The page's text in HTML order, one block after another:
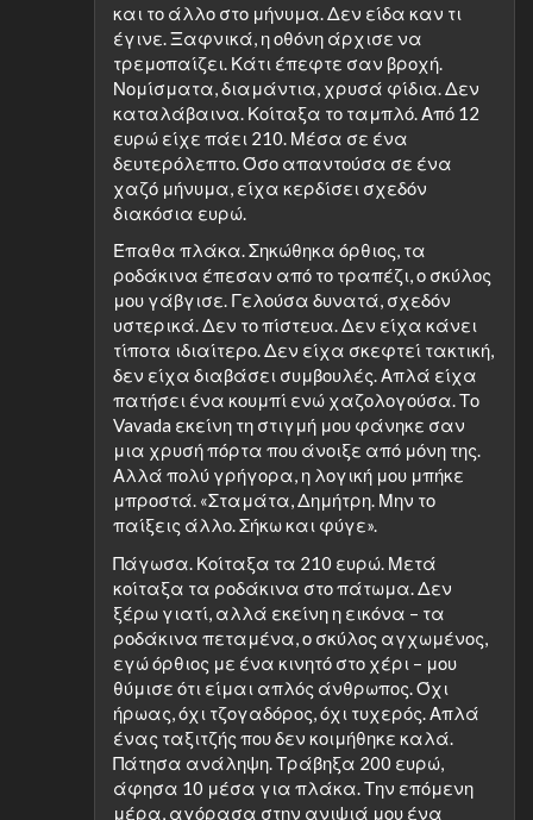
και το άλλο στο μήνυμα. Δεν είδα καν τι
έγινε. Ξαφνικά, η οθόνη άρχισε να
τρεμοπαίζει. Κάτι έπεφτε σαν βροχή.
Νομίσματα, διαμάντια, χρυσά φίδια. Δεν
καταλάβαινα. Κοίταξα το ταμπλό. Από 12
ευρώ είχε πάει 210. Μέσα σε ένα
δευτερόλεπτο. Όσο απαντούσα σε ένα
χαζό μήνυμα, είχα κερδίσει σχεδόν
διακόσια ευρώ.
Έπαθα πλάκα. Σηκώθηκα όρθιος, τα
ροδάκινα έπεσαν από το τραπέζι, ο σκύλος
μου γάβγισε. Γελούσα δυνατά, σχεδόν
υστερικά. Δεν το πίστευα. Δεν είχα κάνει
τίποτα ιδιαίτερο. Δεν είχα σκεφτεί τακτική,
δεν είχα διαβάσει συμβουλές. Απλά είχα
πατήσει ένα κουμπί ενώ χαζολογούσα. Το
Vavada εκείνη τη στιγμή μου φάνηκε σαν
μια χρυσή πόρτα που άνοιξε από μόνη της.
Αλλά πολύ γρήγορα, η λογική μου μπήκε
μπροστά. «Σταμάτα, Δημήτρη. Μην το
παίξεις άλλο. Σήκω και φύγε».
Πάγωσα. Κοίταξα τα 210 ευρώ. Μετά
κοίταξα τα ροδάκινα στο πάτωμα. Δεν
ξέρω γιατί, αλλά εκείνη η εικόνα – τα
ροδάκινα πεταμένα, ο σκύλος αγχωμένος,
εγώ όρθιος με ένα κινητό στο χέρι – μου
θύμισε ότι είμαι απλός άνθρωπος. Όχι
ήρωας, όχι τζογαδόρος, όχι τυχερός. Απλά
ένας ταξιτζής που δεν κοιμήθηκε καλά.
Πάτησα ανάληψη. Τράβηξα 200 ευρώ,
άφησα 10 μέσα για πλάκα. Την επόμενη
μέρα, αγόρασα στην ανιψιά μου ένα